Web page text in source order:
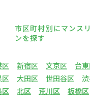
市区町村別にマンス
ンを探す
区 新宿区 文京区 台
区 大田区 世田谷区
区 北区 荒川区 板橋区